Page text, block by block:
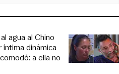
agua al Chino
dinámica
a ella no